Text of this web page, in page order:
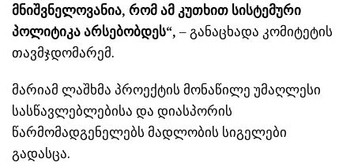
მნიშვნელოვანია, რომ ამ კუთხით სისტემური
პოლიტიკა არსებობდეს“, – განაცხადა კომიტეტის
თავმჯდომარემ.
მარიამ ლაშხმა პროექტის მონაწილე უმაღლესი
სასწავლებლებისა და დიასპორის
წარმომადგენელებს მადლობის სიგელები
გადასცა.